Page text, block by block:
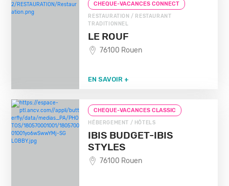
CHEQUE-VACANCES CONNECT
RESTAURATION / RESTAURANT
TRADITIONNEL
LE ROUF
76100 Rouen
EN SAVOIR +
CHEQUE-VACANCES CLASSIC
HÉBERGEMENT / HÔTELS
IBIS BUDGET-IBIS
STYLES
76100 Rouen